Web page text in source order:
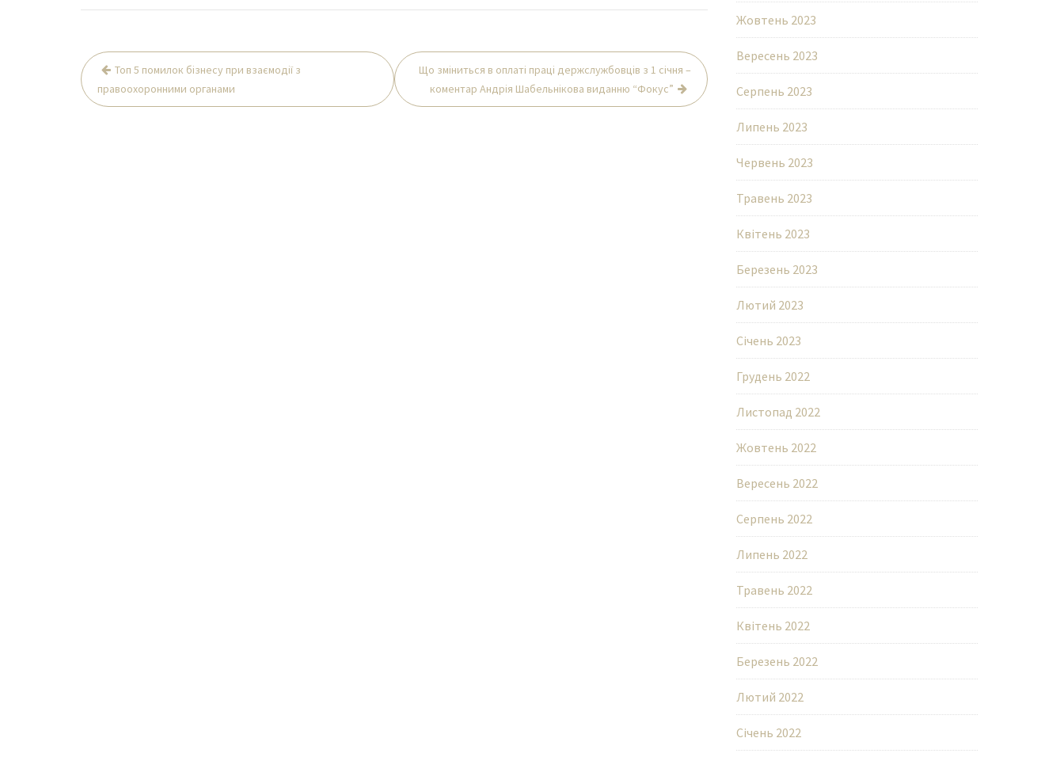
Навігація
записів
Топ 5 помилок бізнесу при взаємодії з
правоохоронними органами
Що зміниться в оплаті праці держслужбовців з 1 січня –
коментар Андрія Шабельнікова виданню “Фокус”
Жовтень 2023
Вересень 2023
Серпень 2023
Липень 2023
Червень 2023
Травень 2023
Квітень 2023
Березень 2023
Лютий 2023
Січень 2023
Грудень 2022
Листопад 2022
Жовтень 2022
Вересень 2022
Серпень 2022
Липень 2022
Травень 2022
Квітень 2022
Березень 2022
Лютий 2022
Січень 2022